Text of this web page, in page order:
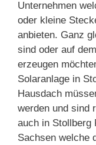
Unternehmen
oder kleine
anbieten. Ganz
sind oder auf
erzeugen
Solaranlage in
Hausdach
werden und sind
auch in Stollberg
Sachsen welche